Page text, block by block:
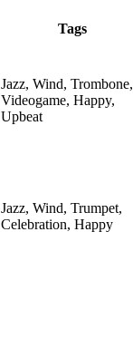
Tags
Jazz, Wind, Trombone,
Videogame, Happy,
Upbeat
Jazz, Wind, Trumpet,
Celebration, Happy